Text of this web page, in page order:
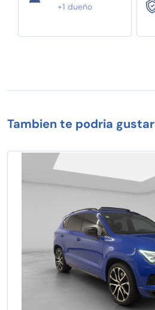
+1 dueño
Tambien te podria gustar